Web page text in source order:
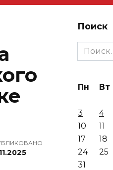
Поиск
Search
for:
Пн Вт
3
4
10
11
17
18
24
25
31